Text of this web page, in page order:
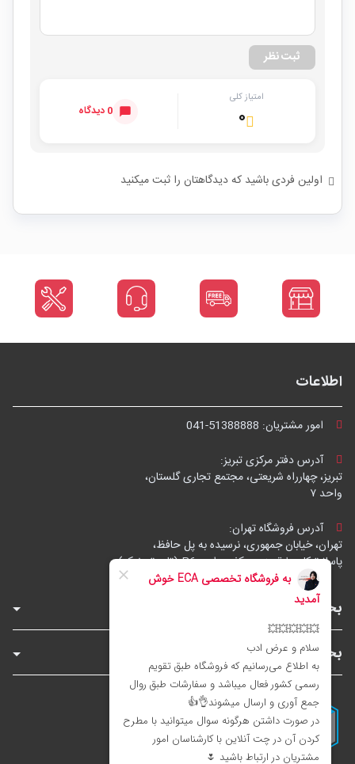
ثبت نظر
امتیاز کلی
۰ 0 دیدگاه
اولین فردی باشید که دیدگاهتان را ثبت میکنید
اطلاعات
امور مشتریان: 041-51388888
آدرس دفتر مرکزی تبریز:
تبریز، چهارراه شریعتی، مجتمع تجاری گلستان،
واحد ۷
آدرس فروشگاه تهران:
تهران، خیابان جمهوری، نرسیده به پل حافظ،
پاساژ توکل، طبقه زیرهمکف، واحد B6 (تاپ ترونیک)
بخش‌های فروشگاه
بخش‌های سایت